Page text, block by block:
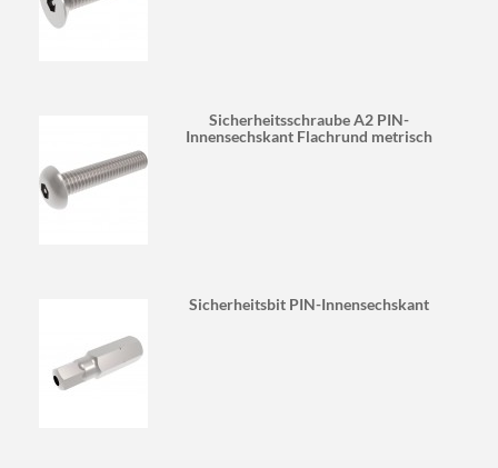
Sicherheitsschraube A2 PIN-
Innensechskant Flachrund metrisch
Sicherheitsbit PIN-Innensechskant